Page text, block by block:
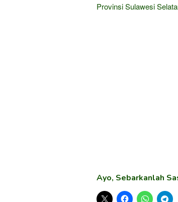
Provinsi Sulawesi
Ayo, Sebarkanlah